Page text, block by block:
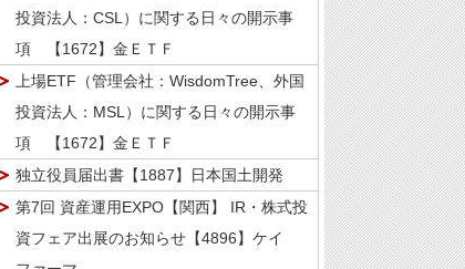
投資法人：CSL）に関する日々の開示事
項 【1672】金ＥＴＦ
上場ETF（管理会社：WisdomTree、外国
投資法人：MSL）に関する日々の開示事
項 【1672】金ＥＴＦ
独立役員届出書【1887】日本国土開発
第7回 資産運用EXPO【関西】 IR・株式投
資フェア出展のお知らせ【4896】ケイ